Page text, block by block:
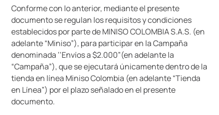
Conforme con lo anterior, mediante el presente
documento se regulan los requisitos y condiciones
establecidos por parte de MINISO COLOMBIA S.A.S. (en
adelante “Miniso”), para participar en la Campaña
denominada ‘‘Envíos a $2.000”(en adelante la
“Campaña”), que se ejecutará únicamente dentro de la
tienda en línea Miniso Colombia (en adelante “Tienda
en Línea”) por el plazo señalado en el presente
documento.
7.
disney
8.
termos
9.
one piece
10. llaveros